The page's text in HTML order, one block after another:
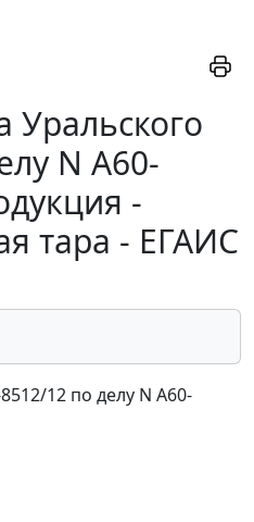
Уральского
N А60-
-
тара - ЕГАИС
12 по делу N А60-